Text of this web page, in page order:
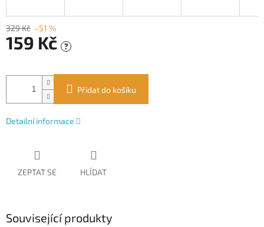
329 Kč –51 %
159 Kč ?
cena:
Přidat do košíku
Detailní informace
ZEPTAT SE HLÍDAT
Související produkty